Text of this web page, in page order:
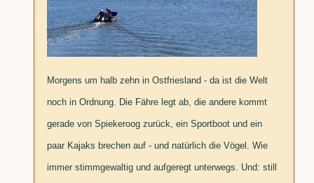
Morgens um halb zehn in Ostfriesland - da ist die Welt
noch in Ordnung. Die Fähre legt ab, die andere kommt
gerade von Spiekeroog zurück, ein Sportboot und ein
paar Kajaks brechen auf - und natürlich die Vögel. Wie
immer stimmgewaltig und aufgeregt unterwegs. Und: still